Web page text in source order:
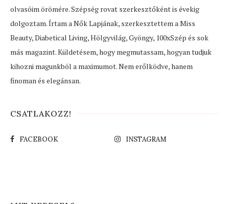
olvasóim örömére. Szépség rovat szerkesztőként is évekig
dolgoztam. Írtam a Nők Lapjának, szerkesztettem a Miss
Beauty, Diabetical Living, Hölgyvilág, Gyöngy, 100xSzép és sok
más magazint. Küldetésem, hogy megmutassam, hogyan tudjuk
kihozni magunkból a maximumot. Nem erőlködve, hanem
finoman és elegánsan.
CSATLAKOZZ!
FACEBOOK INSTAGRAM